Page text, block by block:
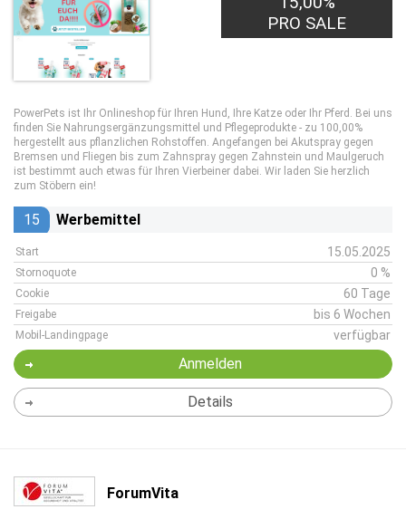
PRO SALE
PowerPets ist Ihr Onlineshop für Ihren Hund, Ihre Katze oder Ihr Pferd. Bei uns
finden Sie Nahrungsergänzungsmittel und Pflegeprodukte - zu 100,00%
hergestellt aus pflanzlichen Rohstoffen. Angefangen bei Akutspray gegen
Bremsen und Fliegen bis zum Zahnspray gegen Zahnstein und Maulgeruch
ist bestimmt auch etwas für Ihren Vierbeiner dabei. Wir laden Sie herzlich
zum Stöbern ein!
15 Werbemittel
Start 15.05.2025
Stornoquote 0 %
Cookie 60 Tage
Freigabe bis 6 Wochen
Mobil-Landingpage verfügbar
Anmelden
Details
ForumVita